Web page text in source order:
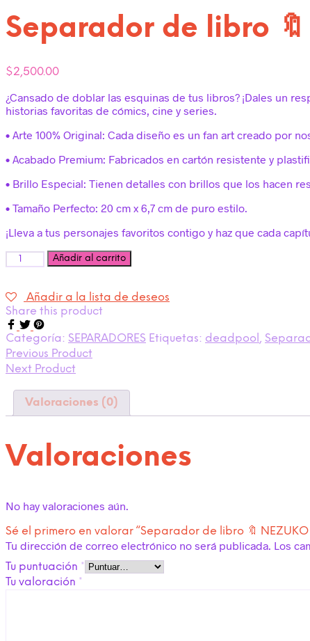
Separador de libro 🔖
$2,500.00
¿Cansado de doblar las esquinas de tus libros? ¡Dales un
historias favoritas de cómics, cine y series.
• Arte 100% Original: Cada diseño es un fan art creado por
• Acabado Premium: Fabricados en cartón resistente y
• Brillo Especial: Tienen detalles con brillos que los hacen
• Tamaño Perfecto: 20 cm x 6,7 cm de puro estilo.
¡Lleva a tus personajes favoritos contigo y haz que cada
CantidadAñadir al carrito
Añadir a la lista de deseos
Share this product
Categoría: SEPARADORES Etiquetas: deadpool ,
Previous Product
Next Product
Valoraciones (0)
Valoraciones
No hay valoraciones aún.
Sé el primero en valorar “Separador de libro 🔖 NEZUKO
Tu dirección de correo electrónico no será publicada. Los
Tu puntuación *
Tu valoración *